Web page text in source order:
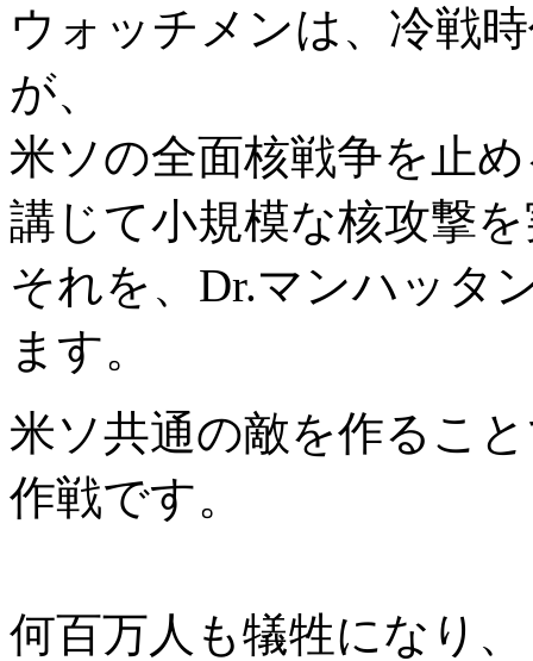
ウォッチメンは、冷戦
が、
米ソの全面核戦争を止
講じて小規模な核攻撃
それを、Dr.マンハッタ
ます。
米ソ共通の敵を作るこ
作戦です。
何百万人も犠牲になり